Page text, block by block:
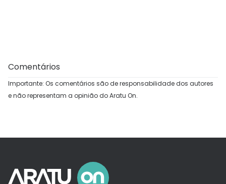
Comentários
Importante: Os comentários são de responsabilidade dos autores
e não representam a opinião do Aratu On.